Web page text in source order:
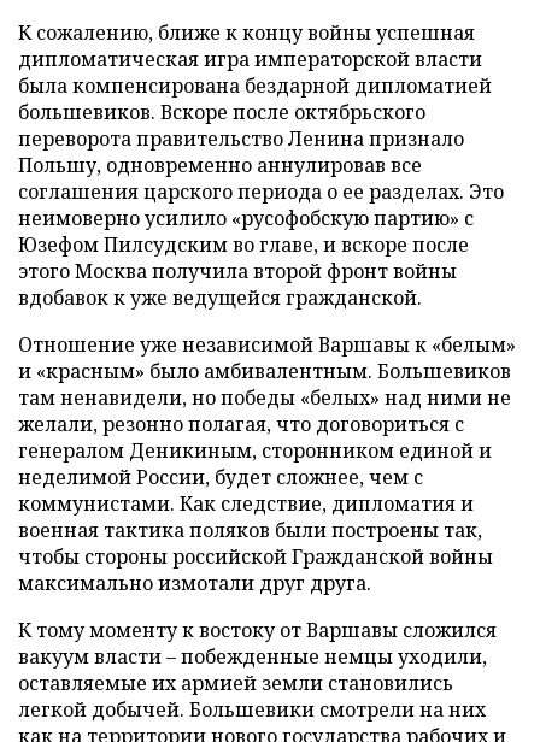
К сожалению, ближе к концу войны успешная
дипломатическая игра императорской власти
была компенсирована бездарной дипломатией
большевиков. Вскоре после октябрьского
переворота правительство Ленина признало
Польшу, одновременно аннулировав все
соглашения царского периода о ее разделах. Это
неимоверно усилило «русофобскую партию» с
Юзефом Пилсудским во главе, и вскоре после
этого Москва получила второй фронт войны
вдобавок к уже ведущейся гражданской.
Отношение уже независимой Варшавы к «белым»
и «красным» было амбивалентным. Большевиков
там ненавидели, но победы «белых» над ними не
желали, резонно полагая, что договориться с
генералом Деникиным, сторонником единой и
неделимой России, будет сложнее, чем с
коммунистами. Как следствие, дипломатия и
военная тактика поляков были построены так,
чтобы стороны российской Гражданской войны
максимально измотали друг друга.
К тому моменту к востоку от Варшавы сложился
вакуум власти – побежденные немцы уходили,
оставляемые их армией земли становились
легкой добычей. Большевики смотрели на них
как на территории нового государства рабочих и